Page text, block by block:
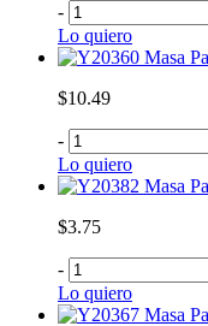
-
Lo quiero
Masa
$10.49
-
Lo quiero
Masa
$3.75
-
Lo quiero
Masa